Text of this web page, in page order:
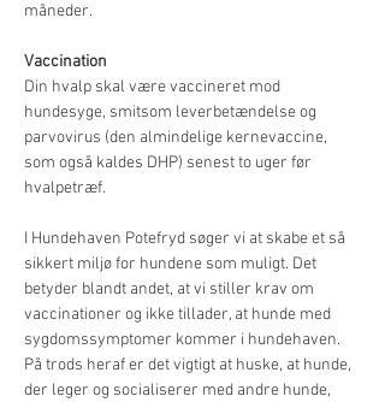
måneder.
Vaccination
Din hvalp skal være vaccineret mod
hundesyge, smitsom leverbetændelse og
parvovirus (den almindelige kernevaccine,
som også kaldes DHP) senest to uger før
hvalpetræf.
I Hundehaven Potefryd søger vi at skabe et så
sikkert miljø for hundene som muligt. Det
betyder blandt andet, at vi stiller krav om
vaccinationer og ikke tillader, at hunde med
sygdomssymptomer kommer i hundehaven.
På trods heraf er det vigtigt at huske, at hunde,
der leger og socialiserer med andre hunde,